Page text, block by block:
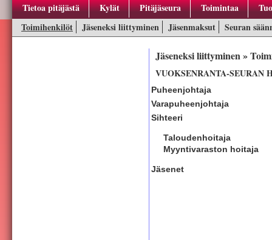
Tietoa pitäjästä Kylät Pitäjäseura Toimintaa
Toimihenkilöt
Jäseneksi liittyminen Jäsenmaksut Seuran
Jäseneksi liittyminen »
VUOKSENRANTA-SEURAN
Puheenjohtaja
Varapuheenjohtaja
Sihteeri
Taloudenhoitaja
Myyntivaraston hoitaja
Jäsenet